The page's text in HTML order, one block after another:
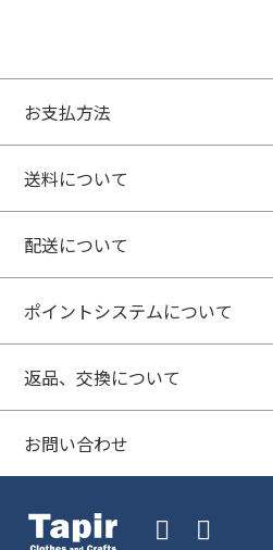
お支払方法
送料について
配送について
ポイントシステムについて
返品、交換について
お問い合わせ